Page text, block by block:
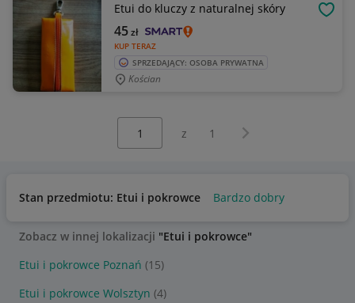
Etui do kluczy z naturalnej skóry
KUP TERAZ
45zł
SPRZEDAJĄCY: OSOBA PRYWATNA
Kościan
z 1 Następna strona
Stan przedmiotu: Etui i pokrowce Bardzo dobry
Zobacz w innej lokalizacji "Etui i pokrowce"
Etui i pokrowce Poznań (15)
Etui i pokrowce Wolsztyn (4)